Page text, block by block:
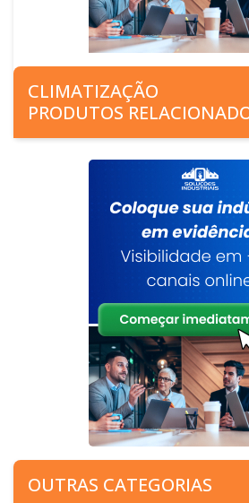
CLIMATIZAÇÃO
PRODUTOS
OUTRAS CATEGORIAS